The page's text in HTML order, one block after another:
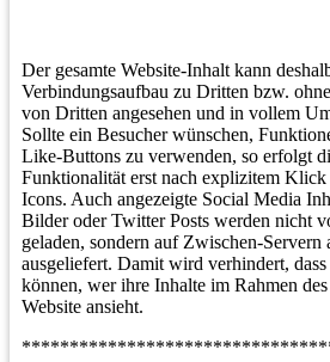
Der gesamte Website-Inhalt kann
Verbindungsaufbau zu Dritten bzw.
von Dritten angesehen und in vollem
Sollte ein Besucher wünschen,
Like-Buttons zu verwenden, so erfolgt
Funktionalität erst nach explizitem Klick
Icons. Auch angezeigte Social Media
Bilder oder Twitter Posts werden nicht
geladen, sondern auf Zwischen-
ausgeliefert. Damit wird verhindert,
können, wer ihre Inhalte im Rahmen
Website ansieht.